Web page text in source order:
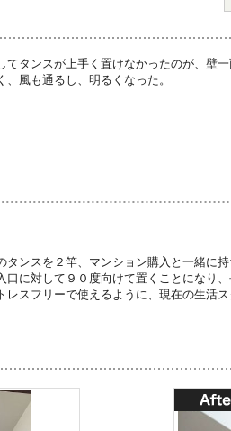
てタンスが上手く置けなかったのが、壁
、風も通るし、明るくなった。
タンスを２竿、マンション購入と一緒に
口に対して９０度向けて置くことになり
レスフリーで使えるように、現在の生活